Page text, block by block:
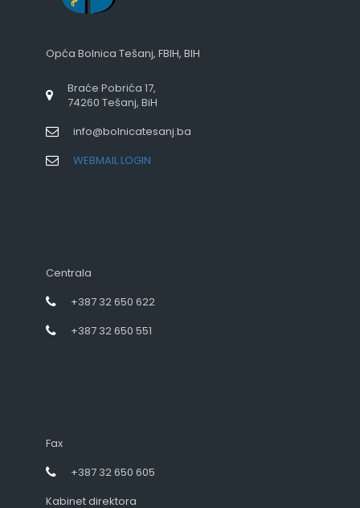
Opća Bolnica Tešanj, FBIH, BIH
Braće Pobrića 17,
74260 Tešanj, BiH
info@bolnicatesanj.ba
WEBMAIL LOGIN
Centrala
+387 32 650 622
+387 32 650 551
Fax
+387 32 650 605
Kabinet direktora